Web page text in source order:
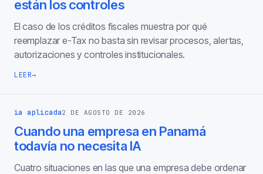
están los controles
El caso de los créditos fiscales muestra por qué
reemplazar e-Tax no basta sin revisar procesos, alertas,
autorizaciones y controles institucionales.
LEER→
ia aplicada2 DE AGOSTO DE 2026
Cuando una empresa en Panamá
todavía no necesita IA
Cuatro situaciones en las que una empresa debe ordenar